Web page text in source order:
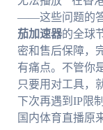
——这些问题的答
茄加速器的全球
密和售后保障，
有痛点。不管你
只要用对工具，
下次再遇到IP限
国内体育直播原